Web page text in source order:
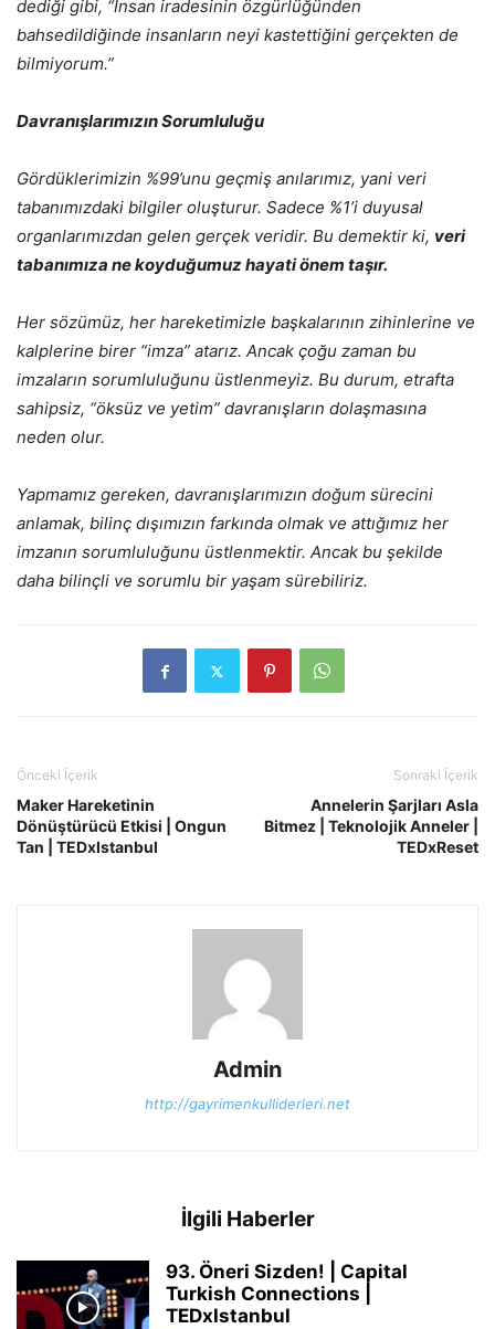
dediği gibi, “İnsan iradesinin özgürlüğünden
bahsedildiğinde insanların neyi kastettiğini gerçekten de
bilmiyorum.”
Davranışlarımızın Sorumluluğu
Gördüklerimizin %99’unu geçmiş anılarımız, yani veri
tabanımızdaki bilgiler oluşturur. Sadece %1’i duyusal
organlarımızdan gelen gerçek veridir. Bu demektir ki, veri
tabanımıza ne koyduğumuz hayati önem taşır.
Her sözümüz, her hareketimizle başkalarının zihinlerine ve
kalplerine birer “imza” atarız. Ancak çoğu zaman bu
imzaların sorumluluğunu üstlenmeyiz. Bu durum, etrafta
sahipsiz, “öksüz ve yetim” davranışların dolaşmasına
neden olur.
Yapmamız gereken, davranışlarımızın doğum sürecini
anlamak, bilinç dışımızın farkında olmak ve attığımız her
imzanın sorumluluğunu üstlenmektir. Ancak bu şekilde
daha bilinçli ve sorumlu bir yaşam sürebiliriz.
Önceki İçerik
Maker Hareketinin
Dönüştürücü Etkisi | Ongun
Tan | TEDxIstanbul
Sonraki İçerik
Annelerin Şarjları Asla
Bitmez | Teknolojik Anneler |
TEDxReset
Admin
http://gayrimenkulliderleri.net
İlgili Haberler
93. Öneri Sizden! | Capital
Turkish Connections |
TEDxIstanbul